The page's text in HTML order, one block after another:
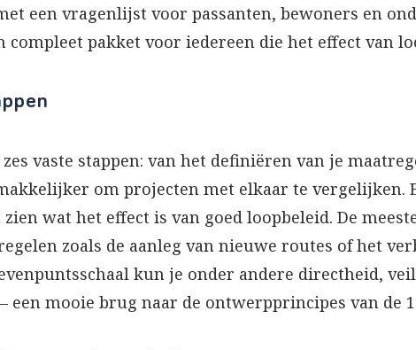
een vragenlijst voor passanten, bewoners en
compleet pakket voor iedereen die het effect van
vaste stappen: van het definiëren van je
om projecten met elkaar te vergelijken.
wat het effect is van goed loopbeleid. De
zoals de aanleg van nieuwe routes of het
kun je onder andere directheid,
een mooie brug naar de ontwerpprincipes van de